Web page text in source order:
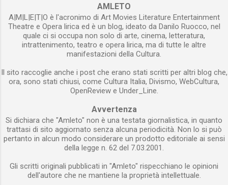
dare corpo alle emozioni . ...
Voce del padrone con il quale un gruppo
consistente di scienziati di varie discipline ha
tentato di decifrare una lettera proveniente da
una progreditissima civiltà galattica. Il segnale
alieno è stato captato per puro caso e, ancora
conteneva in sé un messaggio. L’io narrante
dichiara fin dall’inizio che i tentativi di
racconto altro non è che la spiegazione del
perché si è deciso di rinunciare all’impresa di...
AMLETO
A|M|L|E|T|O è l'acronimo di Art Movies Literature Entertainment
Theatre e Opera lirica ed è un blog, ideato da Danilo Ruocco, nel
quale ci si occupa non solo di arte, cinema, letteratura,
intrattenimento, teatro e opera lirica, ma di tutte le altre
manifestazioni della Cultura.
Il sito raccoglie anche i post che erano stati scritti per altri blog che,
ora, sono stati chiusi, come Cultura Italia, Divismo, WebCultura,
OpenReview e Under_Line.
Avvertenza
Si dichiara che "Amleto" non è una testata giornalistica, in quanto
trattasi di sito aggiornato senza alcuna periodicità. Non lo si può
pertanto in alcun modo considerare un prodotto editoriale ai sensi
della legge n. 62 del 7.03.2001.
Gli scritti originali pubblicati in "Amleto" rispecchiano le opinioni
dell'autore che ne mantiene la proprietà intellettuale.